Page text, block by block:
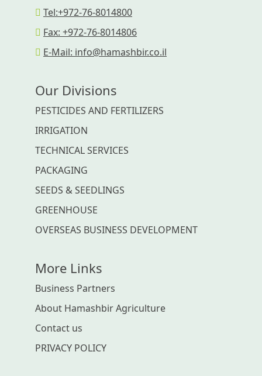
Tel:+972-76-8014800
Fax: +972-76-8014806
E-Mail: info@hamashbir.co.il
Our Divisions
PESTICIDES AND FERTILIZERS
IRRIGATION
TECHNICAL SERVICES
PACKAGING
SEEDS & SEEDLINGS
GREENHOUSE
OVERSEAS BUSINESS DEVELOPMENT
More Links
Business Partners
About Hamashbir Agriculture
Contact us
PRIVACY POLICY